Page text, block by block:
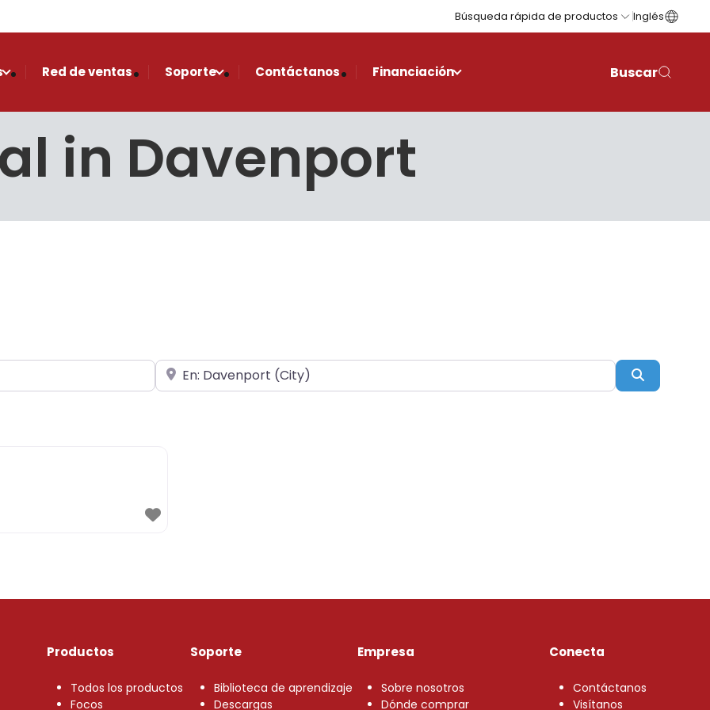
Búsqueda rápida de productos Inglés
Red de ventas Soporte Contáctanos Financiación Buscar
in Davenport
Cerca de Buscar
Productos
Todos los productos
Focos
Soporte
Biblioteca de aprendizaje
Descargas
Empresa
Sobre nosotros
Dónde comprar
Conecta
Contáctanos
Visítanos